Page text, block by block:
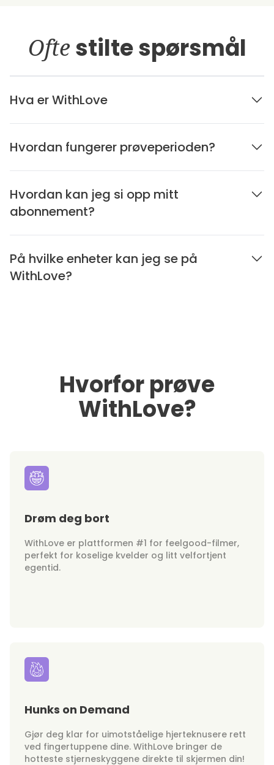
Ofte stilte spørsmål
Hva er WithLove
Hvordan fungerer prøveperioden?
Hvordan kan jeg si opp mitt
abonnement?
På hvilke enheter kan jeg se på
WithLove?
Hvorfor prøve
WithLove?
Drøm deg bort
WithLove er plattformen #1 for feelgood-filmer,
perfekt for koselige kvelder og litt velfortjent
egentid.
Hunks on Demand
Gjør deg klar for uimotståelige hjerteknusere rett
ved fingertuppene dine. WithLove bringer de
hotteste stjerneskyggene direkte til skjermen din!